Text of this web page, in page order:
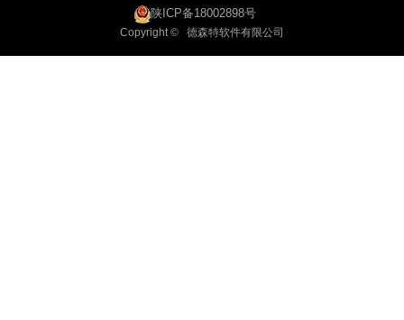
陕ICP备18002898号
Copyright © 德森特软件有限公司